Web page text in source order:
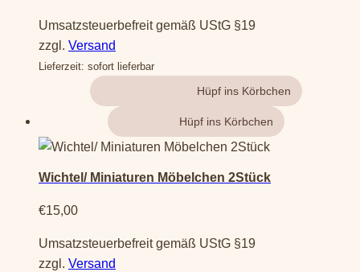
Umsatzsteuerbefreit gemäß UStG §19
zzgl. Versand
Lieferzeit: sofort lieferbar
Wichtel/ Miniaturen Möbelchen 2Stück
€15,00
Umsatzsteuerbefreit gemäß UStG §19
zzgl. Versand